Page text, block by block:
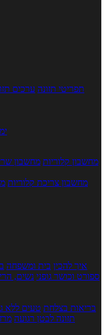
תפריטי תזונה ערכים
5
מחשבון קלוריות מחשבון
מחשבון צריכת קלוריות
איך להכין בית ומשפחה
ספורט וכושר גופני נשים,
בריאות בצלחת טעים ללא
תזונה לבטן רגועה